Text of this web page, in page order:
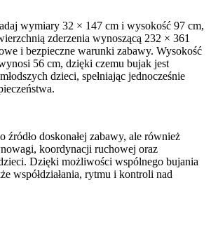
wymiary 32 × 147 cm i wysokość 97 cm,
zderzenia wynoszącą 232 × 361
i bezpieczne warunki zabawy. Wysokość
56 cm, dzięki czemu bujak jest
dzieci, spełniając jednocześnie
źródło doskonałej zabawy, ale również
koordynacji ruchowej oraz
Dzięki możliwości wspólnego bujania
współdziałania, rytmu i kontroli nad